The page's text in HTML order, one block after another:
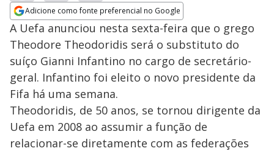
Adicione como fonte preferencial no Google
Opens in new window
A Uefa anunciou nesta sexta-feira que o grego
Theodore Theodoridis será o substituto do
suíço Gianni Infantino no cargo de secretário-
geral. Infantino foi eleito o novo presidente da
Fifa há uma semana.
Theodoridis, de 50 anos, se tornou dirigente da
Uefa em 2008 ao assumir a função de
relacionar-se diretamente com as federações